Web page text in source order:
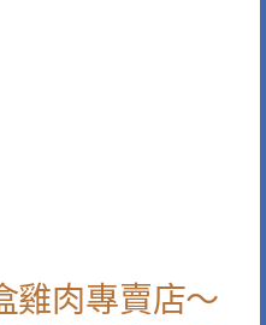
雞肉專賣店～